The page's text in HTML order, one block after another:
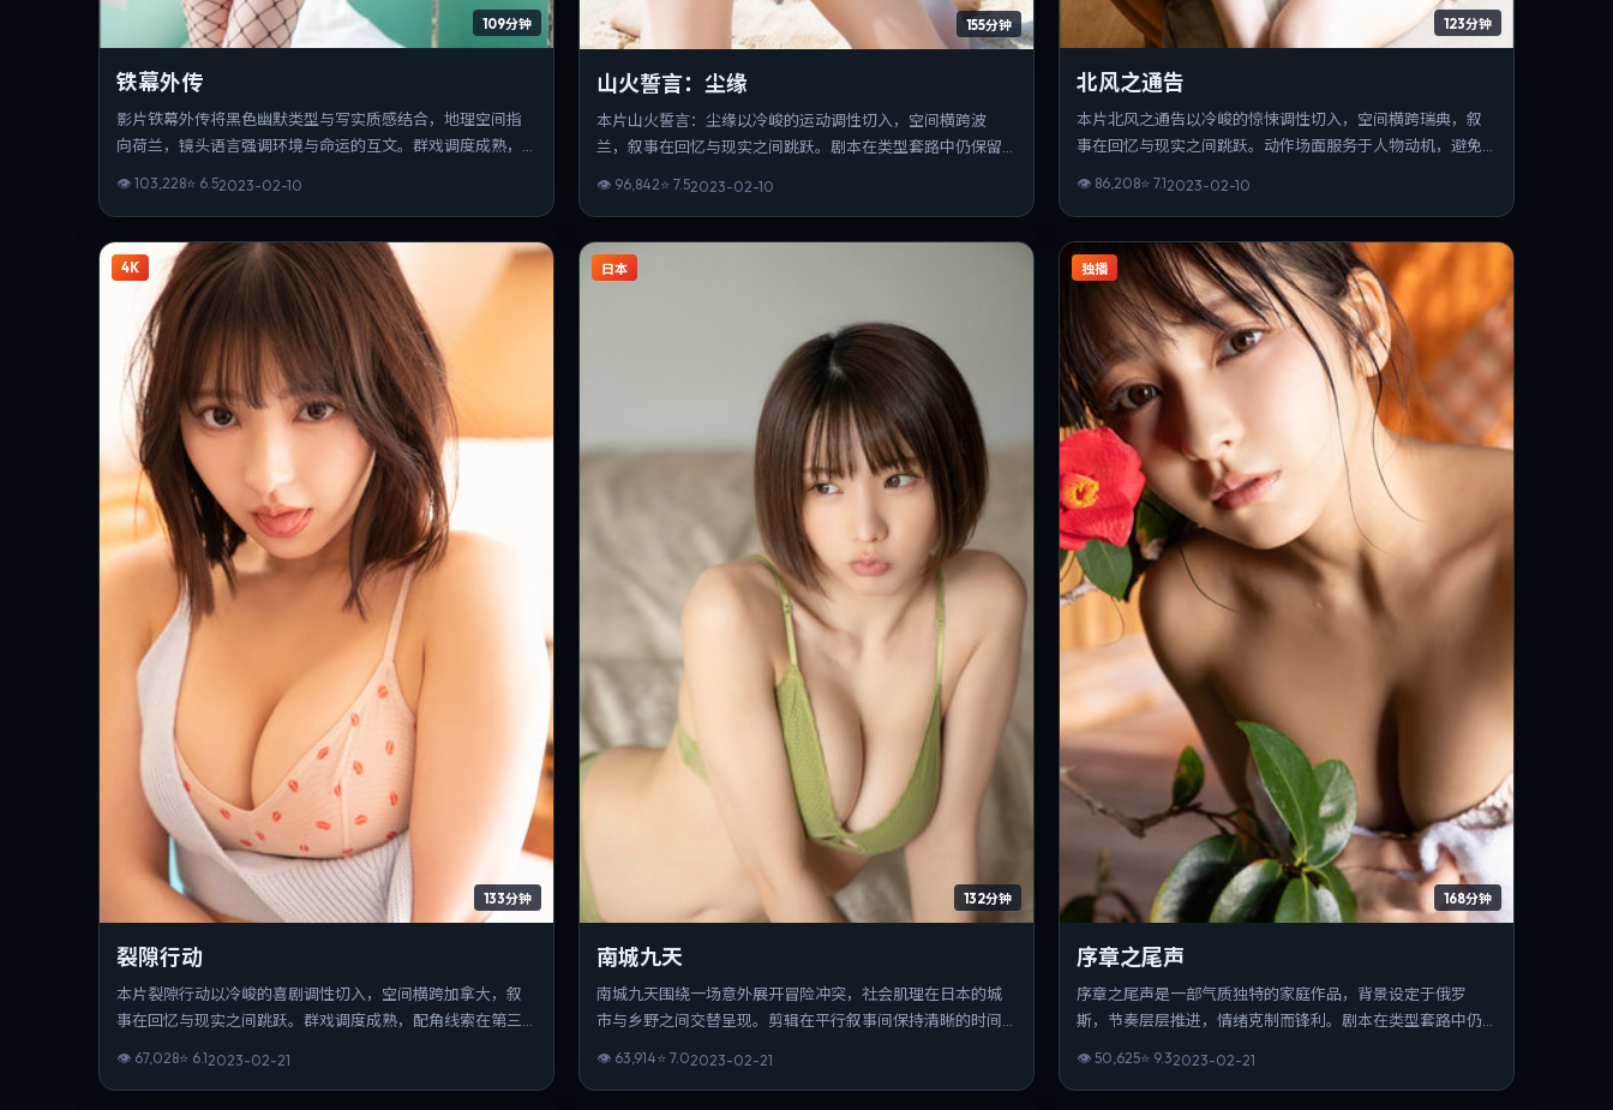
109分钟
铁幕外传
影片铁幕外传将黑色幽默类型与写实质感结合，地理空间指
向荷兰，镜头语言强调环境与命运的互文。群戏调度成熟，
👁 103,228⭐ 6.52023-02-10
155分钟
山火誓言：尘缘
本片山火誓言：尘缘以冷峻的运动调性切入，空间横跨波
兰，叙事在回忆与现实之间跳跃。剧本在类型套路中仍保留
👁 96,842⭐ 7.52023-02-10
123分钟
北风之通告
本片北风之通告以冷峻的惊悚调性切入，空间横跨瑞典，叙
事在回忆与现实之间跳跃。动作场面服务于人物动机，避免
👁 86,208⭐ 7.12023-02-10
4K
133分钟
裂隙行动
本片裂隙行动以冷峻的喜剧调性切入，空间横跨加拿大，叙
事在回忆与现实之间跳跃。群戏调度成熟，配角线索在第三
👁 67,028⭐ 6.12023-02-21
日本
132分钟
南城九天
南城九天围绕一场意外展开冒险冲突，社会肌理在日本的城
市与乡野之间交替呈现。剪辑在平行叙事间保持清晰的时间
👁 63,914⭐ 7.02023-02-21
独播
168分钟
序章之尾声
序章之尾声是一部气质独特的家庭作品，背景设定于俄罗
斯，节奏层层推进，情绪克制而锋利。剧本在类型套路中仍
👁 50,625⭐ 9.32023-02-21